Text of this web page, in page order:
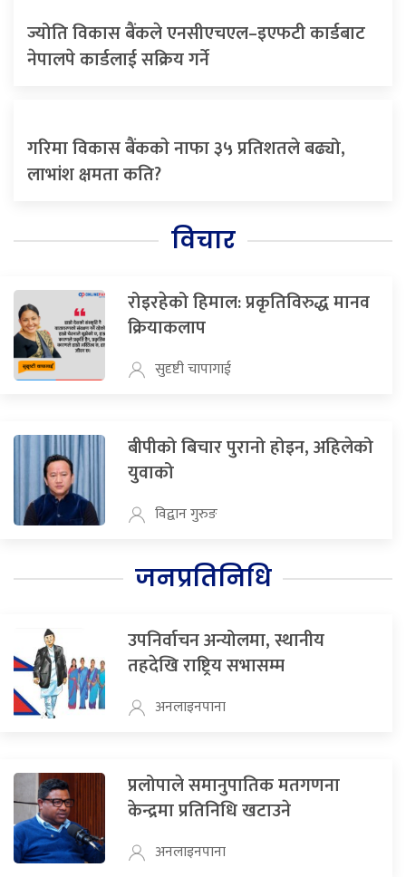
ज्योति विकास बैंकले एनसीएचएल–इएफटी कार्डबाट
नेपालपे कार्डलाई सक्रिय गर्ने
गरिमा विकास बैंककाे नाफा ३५ प्रतिशतले बढ्यो,
लाभांश क्षमता कति?
विचार
रोइरहेको हिमाल: प्रकृतिविरुद्ध मानव
क्रियाकलाप
सुदृष्टी चापागाई
बीपीको बिचार पुरानो होइन, अहिलेको
युवाको
विद्वान गुरुङ
जनप्रतिनिधि
उपनिर्वाचन अन्योलमा, स्थानीय
तहदेखि राष्ट्रिय सभासम्म
अनलाइनपाना
प्रलोपाले समानुपातिक मतगणना
केन्द्रमा प्रतिनिधि खटाउने
अनलाइनपाना